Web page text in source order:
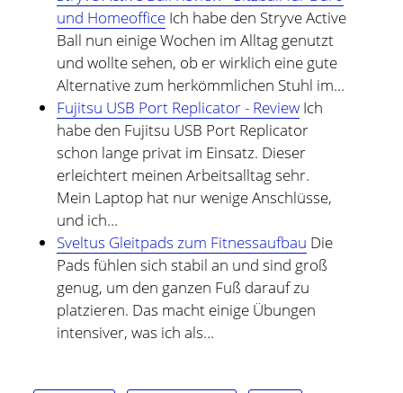
und HomeofficeIch habe den Stryve Active
Ball nun einige Wochen im Alltag genutzt
und wollte sehen, ob er wirklich eine gute
Alternative zum herkömmlichen Stuhl im…
Fujitsu USB Port Replicator - ReviewIch
habe den Fujitsu USB Port Replicator
schon lange privat im Einsatz. Dieser
erleichtert meinen Arbeitsalltag sehr.
Mein Laptop hat nur wenige Anschlüsse,
und ich…
Sveltus Gleitpads zum Fitnessaufbau Die
Pads fühlen sich stabil an und sind groß
genug, um den ganzen Fuß darauf zu
platzieren. Das macht einige Übungen
intensiver, was ich als…